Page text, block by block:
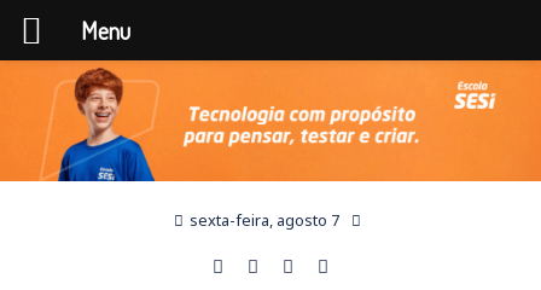
sexta-feira, agosto 7
Menu